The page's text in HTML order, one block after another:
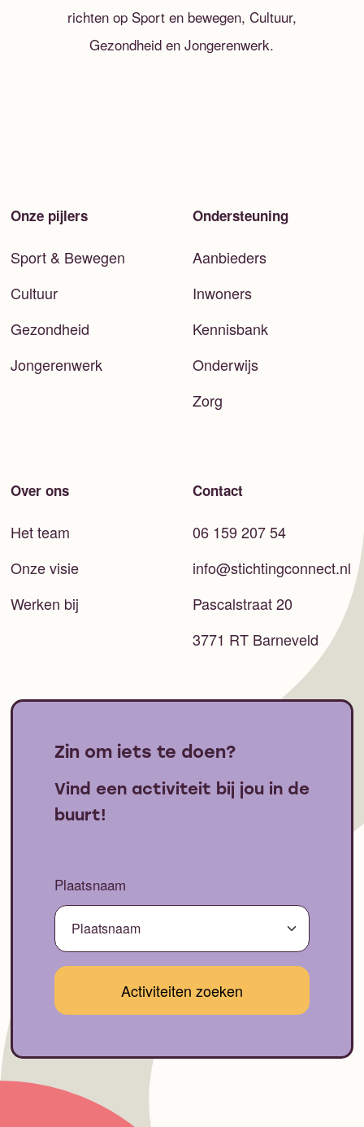
richten op Sport en bewegen, Cultuur,
Gezondheid en Jongerenwerk.
Onze pijlers
Sport & Bewegen
Cultuur
Gezondheid
Jongerenwerk
Ondersteuning
Aanbieders
Inwoners
Kennisbank
Onderwijs
Zorg
Over ons
Het team
Onze visie
Werken bij
Contact
06 159 207 54
info@stichtingconnect.nl
Pascalstraat 20
3771 RT Barneveld
Zin om iets te doen?
Vind een activiteit bij jou in de
buurt!
Plaatsnaam